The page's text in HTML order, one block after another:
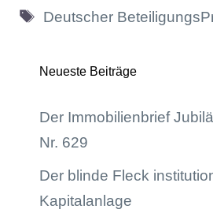
Schlagwörter
Deutscher
Neueste Beiträge
Der Immobilienbrief
Nr. 629
Der blinde Fleck
Kapitalanlage